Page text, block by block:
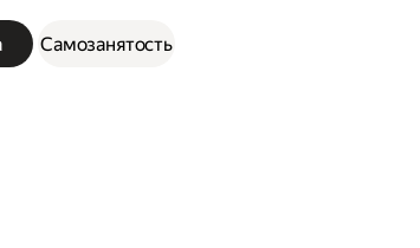
Самозанятость